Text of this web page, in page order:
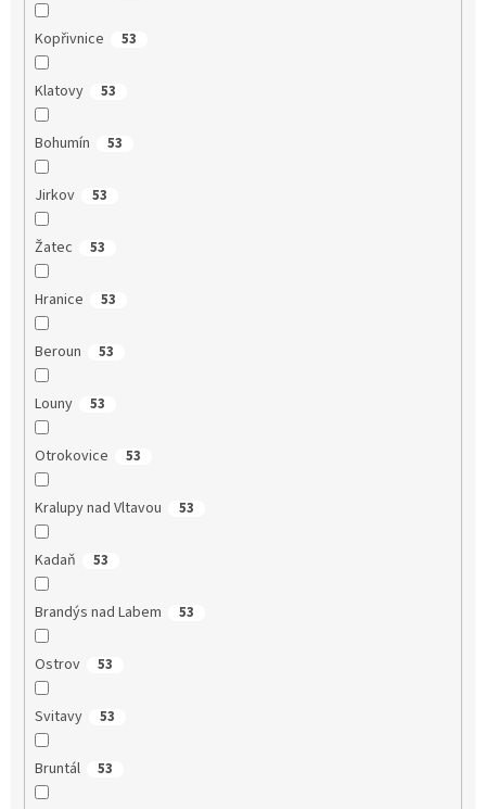
Kopřivnice 53
Klatovy 53
Bohumín 53
Jirkov 53
Žatec 53
Hranice 53
Beroun 53
Louny 53
Otrokovice 53
Kralupy nad Vltavou 53
Kadaň 53
Brandýs nad Labem 53
Ostrov 53
Svitavy 53
Bruntál 53